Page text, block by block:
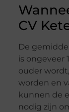
CV
De
is ongeveer
ouder
worden en
kunnen de
nodig zijn